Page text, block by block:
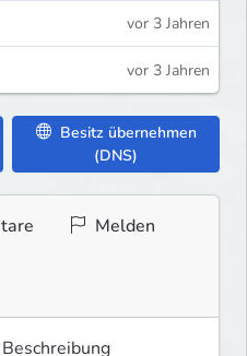
vor 3 Jahren
vor 3 Jahren
Besitz übernehmen
(DNS)
Melden